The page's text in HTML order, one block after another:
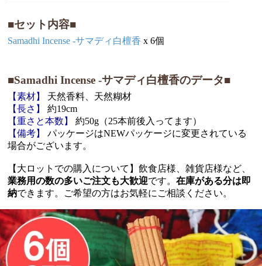
■セット内容■
Samadhi Incense -サマディ白檀香 x 6個
■Samadhi Incense -サマディ白檀香のデータ■
【素材】 天然香料、天然糊材
【長さ】約19cm
【重さと本数】約50g（25本前後入ってます）
【備考】パッケージはNEWパッケージに変更されている
場合がございます。
【大ロットでの購入について】飲食店様、雑貨店様など、
業務用の数の多いご注文も大歓迎です。在庫がある分は即
納できます。ご希望の方はお気軽にご相談ください。